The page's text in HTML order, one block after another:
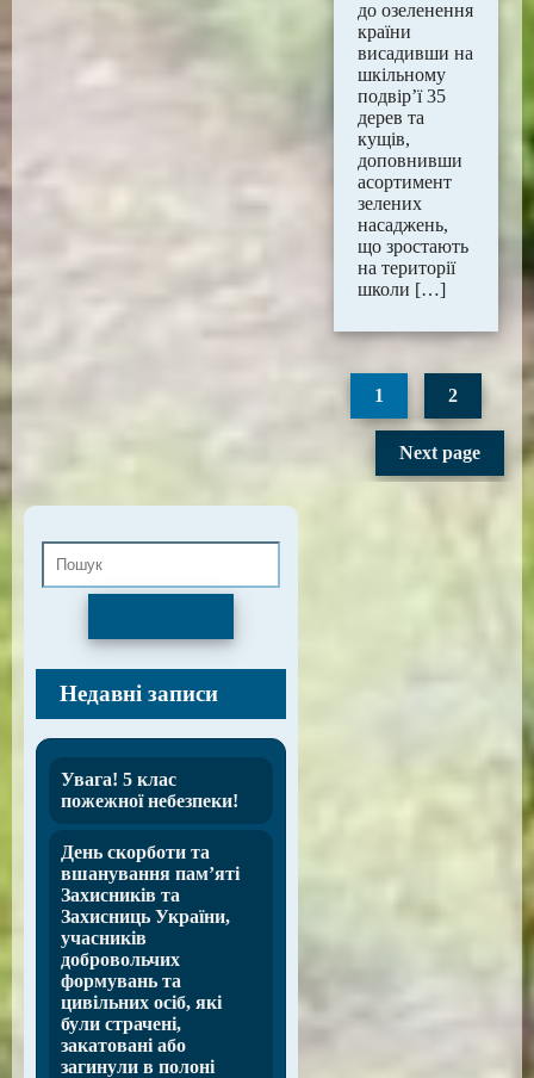
до озеленення
країни
висадивши на
шкільному
подвір’ї 35
дерев та
кущів,
доповнивши
асортимент
зелених
насаджень,
що зростають
на території
школи […]
1 2
Next page
Недавні записи
Увага! 5 клас
пожежної небезпеки!
День скорботи та
вшанування пам’яті
Захисників та
Захисниць України,
учасників
добровольчих
формувань та
цивільних осіб, які
були страчені,
закатовані або
загинули в полоні